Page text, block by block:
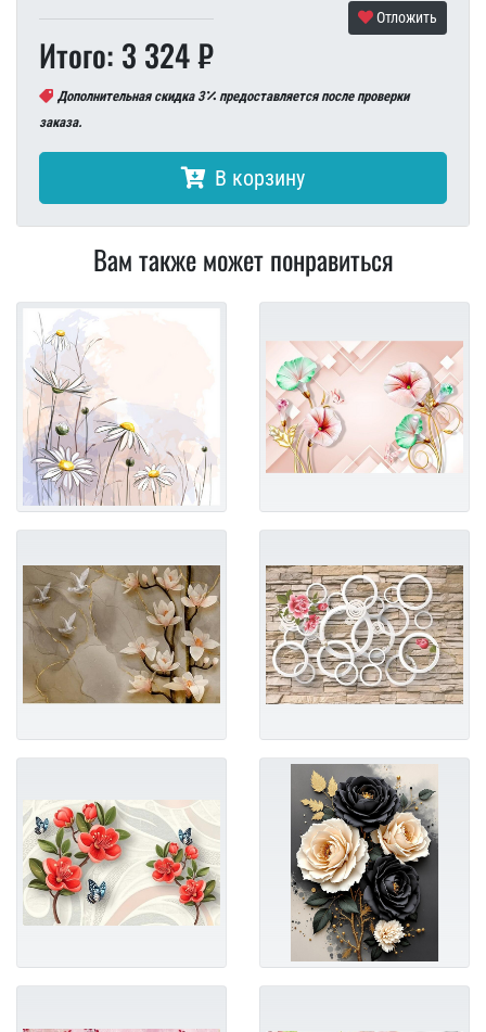
Итого: 3 324 ₽
Отложить
Дополнительная скидка 3
предоставляется после проверки
заказа.
В корзину
Вам также может понравиться